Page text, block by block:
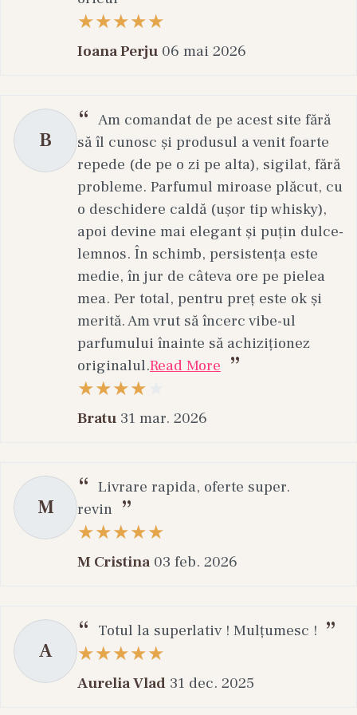
Ioana Perju 06 mai 2026
B
Am comandat de pe acest site fără
să îl cunosc și produsul a venit foarte
repede (de pe o zi pe alta), sigilat, fără
probleme. Parfumul miroase plăcut, cu
o deschidere caldă (ușor tip whisky),
apoi devine mai elegant și puțin dulce-
lemnos. În schimb, persistența este
medie, în jur de câteva ore pe pielea
mea. Per total, pentru preț este ok și
merită. Am vrut să încerc vibe-ul
parfumului înainte să achiziționez
originalul.Read More
Bratu 31 mar. 2026
M
Livrare rapida, oferte super.
revin
M Cristina 03 feb. 2026
A
Totul la superlativ ! Mulțumesc !
Aurelia Vlad 31 dec. 2025